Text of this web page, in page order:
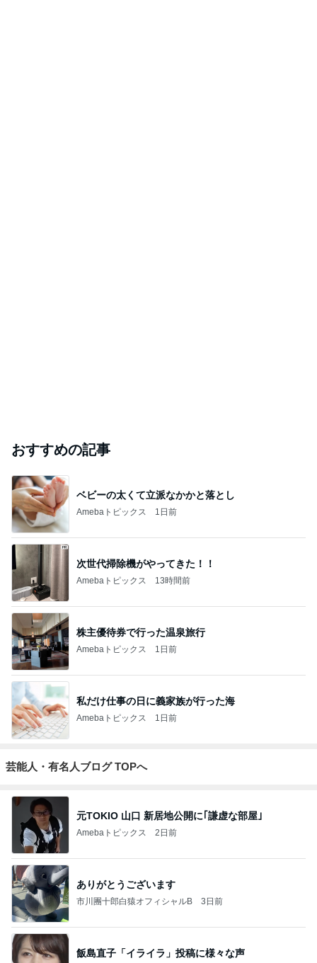
おすすめの記事
ベビーの太くて立派なかかと落とし
Amebaトピックス 1日前
次世代掃除機がやってきた！！
Amebaトピックス 13時間前
株主優待券で行った温泉旅行
Amebaトピックス 1日前
私だけ仕事の日に義家族が行った海
Amebaトピックス 1日前
芸能人・有名人ブログ TOPへ
元TOKIO 山口 新居地公開に｢謙虚な部屋｣
Amebaトピックス 2日前
ありがとうございます
市川團十郎白猿オフィシャルB 3日前
飯島直子「イライラ」投稿に様々な声